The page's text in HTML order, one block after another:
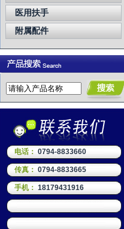
医用扶手
附属配件
电话： 0794-8833660
传真： 0794-8833665
手机： 18179431916